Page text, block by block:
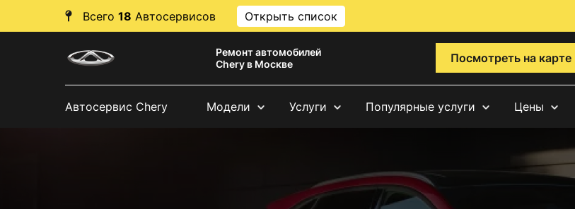
Всего 18 Автосервисов Открыть список
Ремонт автомобилей
Chery в Москве
Посмотреть на карте
Автосервис Chery Модели Услуги Популярные услуги Цены